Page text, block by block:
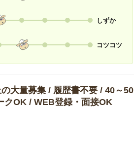
しずか
コツコツ
大量募集 / 履歴書不要 / 40～50
クOK / WEB登録・面接OK